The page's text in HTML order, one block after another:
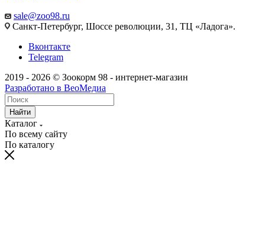
sale@zoo98.ru
Санкт-Петербург, Шоссе революции, 31, ТЦ «Ладога».
Вконтакте
Telegram
2019 - 2026 © Зоокорм 98 - интернет-магазин
Разработано в ВеоМедиа
Найти
Каталог
По всему сайту
По каталогу